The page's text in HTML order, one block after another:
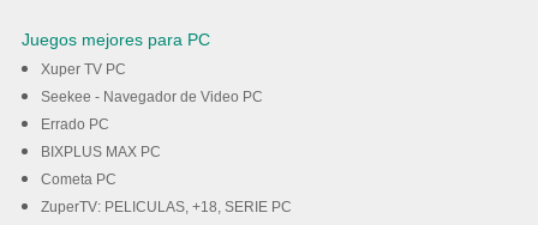
Juegos mejores para PC
Xuper TV PC
Seekee - Navegador de Video PC
Errado PC
BIXPLUS MAX PC
Cometa PC
ZuperTV: PELICULAS, +18, SERIE PC